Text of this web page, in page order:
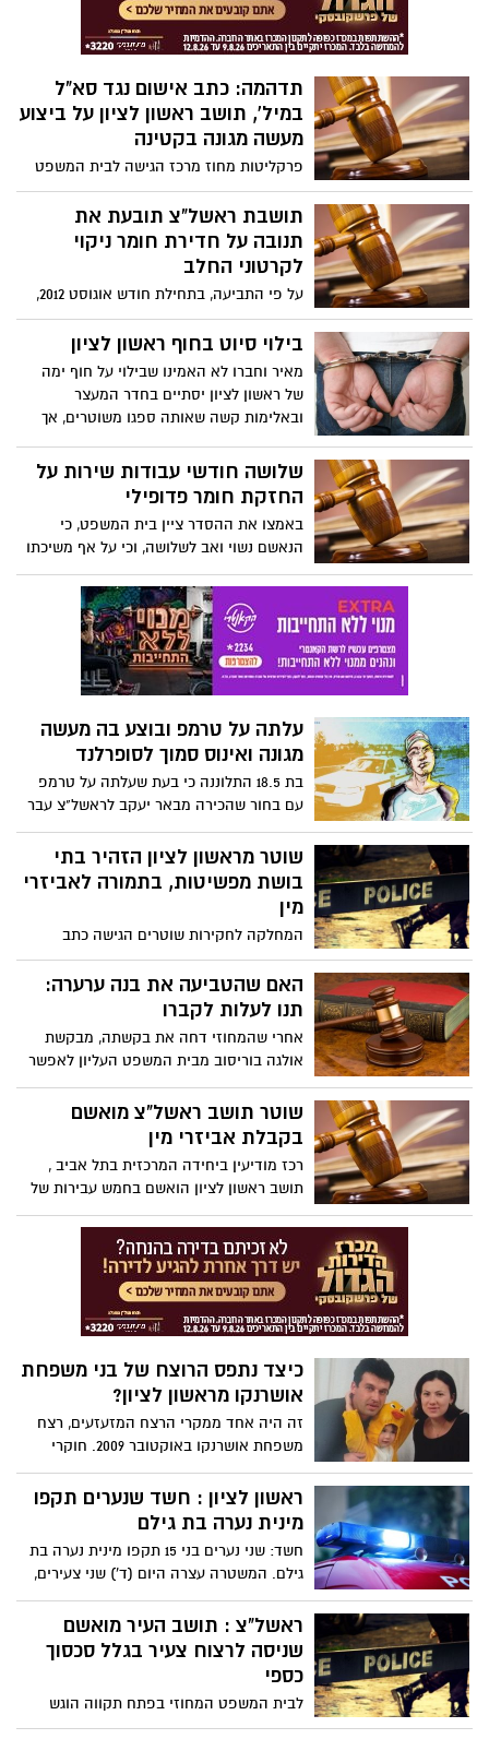
ממנו לתקוף את המבלה.
תדהמה: כתב אישום נגד סא"ל
במיל', תושב ראשון לציון על ביצוע
מעשה מגונה בקטינה
פרקליטות מחוז מרכז הגישה לבית המשפט
המחוזי מרכז כתב אישום ובקשת מעצר עד
תום ההליכים נגד רמי כפיר, סא"ל במיל' תושב
ראשון לציון בן 61, המואשם כי ביצע מעשה
מינית והתנכל לקטינים.
תושבת ראשל"צ תובעת את
תנובה על חדירת חומר ניקוי
לקרטוני החלב
על פי התביעה, בתחילת חודש אוגוסט 2012,
רכשה התובעת את החלב, אולם כאשר
השתמשה בו נוכחה כי יש לו טעם רע במיוחד,
מעורר גועל ונודף ממנו ריח רע. לדבריה,
התעוררו בה רגשות גועל והיא ומשפחתה
חששו לבריאותם וכתוצאה מכל אלה נגרמה
בילוי סיוט בחוף ראשון לציון
מאיר וחברו לא האמינו שבילוי על חוף ימה
של ראשון לציון יסתיים בחדר המעצר
ובאלימות קשה שאותה ספגו משוטרים, אך
שלושה חודשי עבודות שירות על
החזקת חומר פדופילי
באמצו את ההסדר ציין בית המשפט, כי
הנאשם נשוי ואב לשלושה, וכי על אף משיכתו
המינית לא ניסה ליצור קשר כלשהו, וירטואלי
או אמיתי, עם קטינים. נקבע עוד, כי חומרת
העבירה מתבטאת בכך, שעצם הצריכה של
פורנוגרפיית קטינים מגבירה את הביקוש ואת
ניצול הקטינים לצורך הפקתו
עלתה על טרמפ ובוצע בה מעשה
מגונה ואינוס סמוך לסופרלנד
בת 18.5 התלוננה כי בעת שעלתה על טרמפ
עם בחור שהכירה מבאר יעקב לראשל"צ עבר
הנהג סמוך לסופרלנד ליד האגם ושם ביצע בה
מעשה מגונה ואינוס.
שוטר מראשון לציון הזהיר בתי
בושת מפשיטות, בתמורה לאביזרי
מין
המחלקה לחקירות שוטרים הגישה כתב
אישום חמור נגד שוטר תושב ראשון לציון
המואשם בין היתר כי הזהיר בעל בתי בושת
מפני פשיטות משטרה. בתמורה לכך קיבל
האם שהטביעה את בנה ערערה:
תנו לעלות לקברו
אחרי שהמחוזי דחה את בקשתה, מבקשת
אולגה בוריסוב מבית המשפט העליון לאפשר
לה לעלות לקברו של הבן אלון כדי שתוכל
להשתקם. בנוסף, היא דורשת להחזירה
למסגרת החינוכית בכלא
שוטר תושב ראשל"צ מואשם
בקבלת אביזרי מין
רכז מודיעין ביחידה המרכזית בתל אביב ,
תושב ראשון לציון הואשם בחמש עבירות של
שוחד, שיבוש מהלכי משפט והפרת אמונים.
בין היתר, נטען, הוא נהג להזהיר בעלי בתי
בושת מפני פשיטות משטרתיות
כיצד נתפס הרוצח של בני משפחת
אושרנקו מראשון לציון?
זה היה אחד ממקרי הרצח המזעזעים, רצח
משפחת אושרנקו באוקטובר 2009. חוקרי
המשטרה נאלצו להתמודד לא רק עם המראות
הקשים, אלא גם עם השאלה מי רצה לחסל
המשפחה. כעת מספקים אנשי המז"פ הצצה
הרוצח
ראשון לציון : חשד שנערים תקפו
מינית נערה בת גילם
חשד: שני נערים בני 15 תקפו מינית נערה בת
גילם. המשטרה עצרה היום (ד') שני צעירים,
תושבי ראשון לציון שעל פי החשד תקפו מינית
נערה בת 15 ממרכז הארץ.
ראשל"צ : תושב העיר מואשם
שניסה לרצוח צעיר בגלל סכסוך
כספי
לבית המשפט המחוזי בפתח תקווה הוגש
כתב אישום נגד סיסאי אגנהו, תושב ראשון